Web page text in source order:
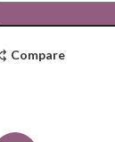
Compare